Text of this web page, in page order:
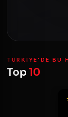
TÜRKIYE'DE BU
Top 10